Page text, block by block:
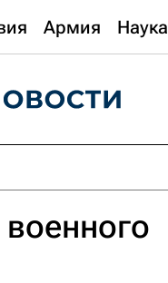
Армия Наука